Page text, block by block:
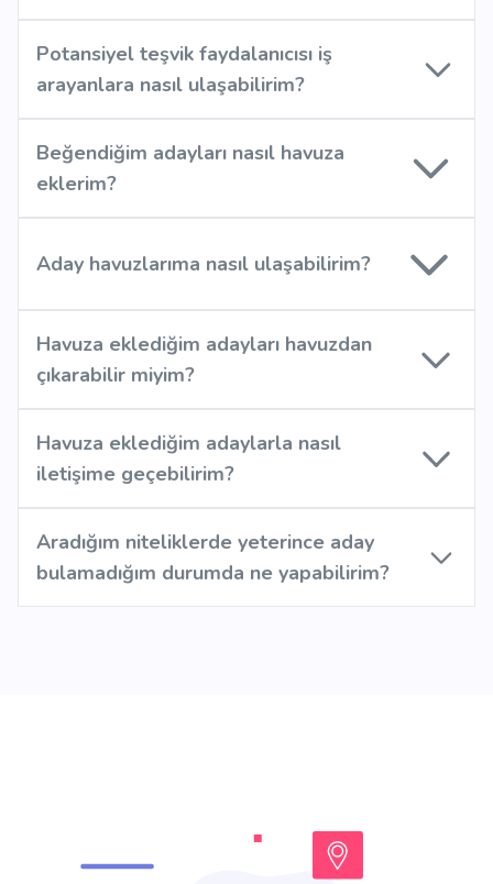
Potansiyel teşvik faydalanıcısı iş
arayanlara nasıl ulaşabilirim?
Beğendiğim adayları nasıl havuza
eklerim?
Aday havuzlarıma nasıl ulaşabilirim?
Havuza eklediğim adayları havuzdan
çıkarabilir miyim?
Havuza eklediğim adaylarla nasıl
iletişime geçebilirim?
Aradığım niteliklerde yeterince aday
bulamadığım durumda ne yapabilirim?